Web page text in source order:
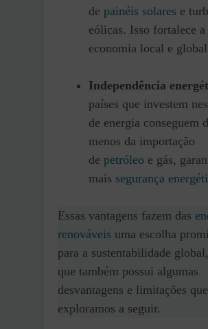
de painéis solares e
eólicas. Isso fortalece a
economia local e
Independência
países que investem
de energia conseguem
menos da importação
de petróleo e gás,
mais segurança
Essas vantagens fazem das
renováveis uma escolha
para a sustentabilidade
que também possui algumas
desvantagens e limitações que
exploramos a seguir.